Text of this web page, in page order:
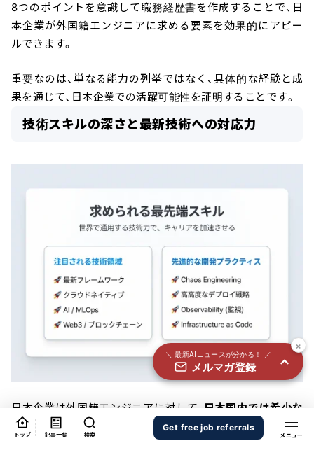
トップ 記事一覧 検索
Get free job referrals
8つのポイントを意識して職務経歴書を作成することで、日
本企業が外国籍エンジニアに求める要素を効果的にアピー
ルできます。
重要なのは、単なる能力の列挙ではなく、具体的な経験と成
果を通じて、日本企業での活躍可能性を証明することです。
技術スキルの深さと最新技術への対応力
日本企業は外国籍エンジニアに対して、 日本国内では希少な
先進技術スキルや、海外での最新技術トレンドへの対応力を
＼ 最新AIニュースが分かる！ ／
メルマガ登録
×
＼ 最新AIニュースが分かる！ ／
メルマガ登録
職種 必須
個人情報の取り扱いに同意する
送信する